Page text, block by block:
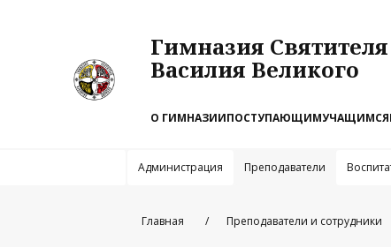
Гимназия Святителя
Василия Великого
О ГИМНАЗИИПОСТУПАЮЩИМУЧАЩИМСЯ
Администрация Преподаватели
Главная Преподаватели и сотрудники